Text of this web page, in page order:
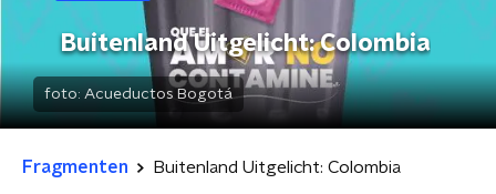
Buitenland Uitgelicht: Colombia
foto: Acueductos Bogotá
Fragmenten Buitenland Uitgelicht: Colombia